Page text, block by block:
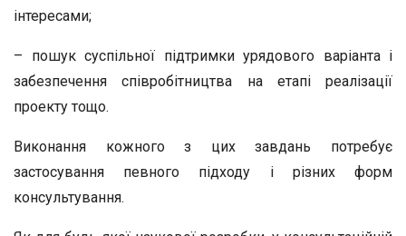
інтересами;
– пошук суспільної підтримки урядового варіанта і
забезпечення співробітництва на етапі реалізації
проекту тощо.
Виконання кожного з цих завдань потребує
застосування певного підходу і різних форм
консультування.